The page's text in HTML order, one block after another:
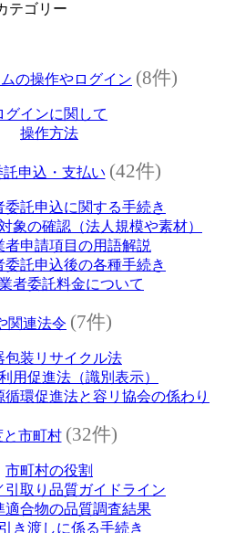
テゴリー
の操作やログイン (8件)
グインに関して
操作方法
申込・支払い (42件)
委託申込に関する手続き
象の確認（法人規模や素材）
者申請項目の用語解説
委託申込後の各種手続き
者委託料金について
関連法令 (7件)
包装リサイクル法
用促進法（識別表示）
環促進法と容リ協会の係わり
市町村 (32件)
市町村の役割
引取り品質ガイドライン
適合物の品質調査結果
き渡しに係る手続き